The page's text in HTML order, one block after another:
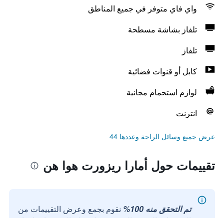
واي فاي متوفر في جميع المناطق
تلفاز بشاشة مسطحة
تلفاز
كابل أو قنوات فضائية
لوازم استحمام مجانية
انترنت
عرض جميع وسائل الراحة وعددها 44
تقييمات حول أمارا ريزورت هوا هن
تم التحقق منه 100%
نقوم بجمع وعرض التقييمات من